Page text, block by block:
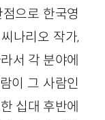
으로 한국영
나리오 작가,
서 각 분야에
이 그 사람인
십대 후반에